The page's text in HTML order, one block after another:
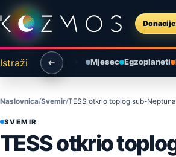
Preskoči na sadržaj
Istraži Mjesec Egzoplaneti
Naslovnica Svemir TESS otkrio toplog sub-
SVEMIR
TESS otkrio